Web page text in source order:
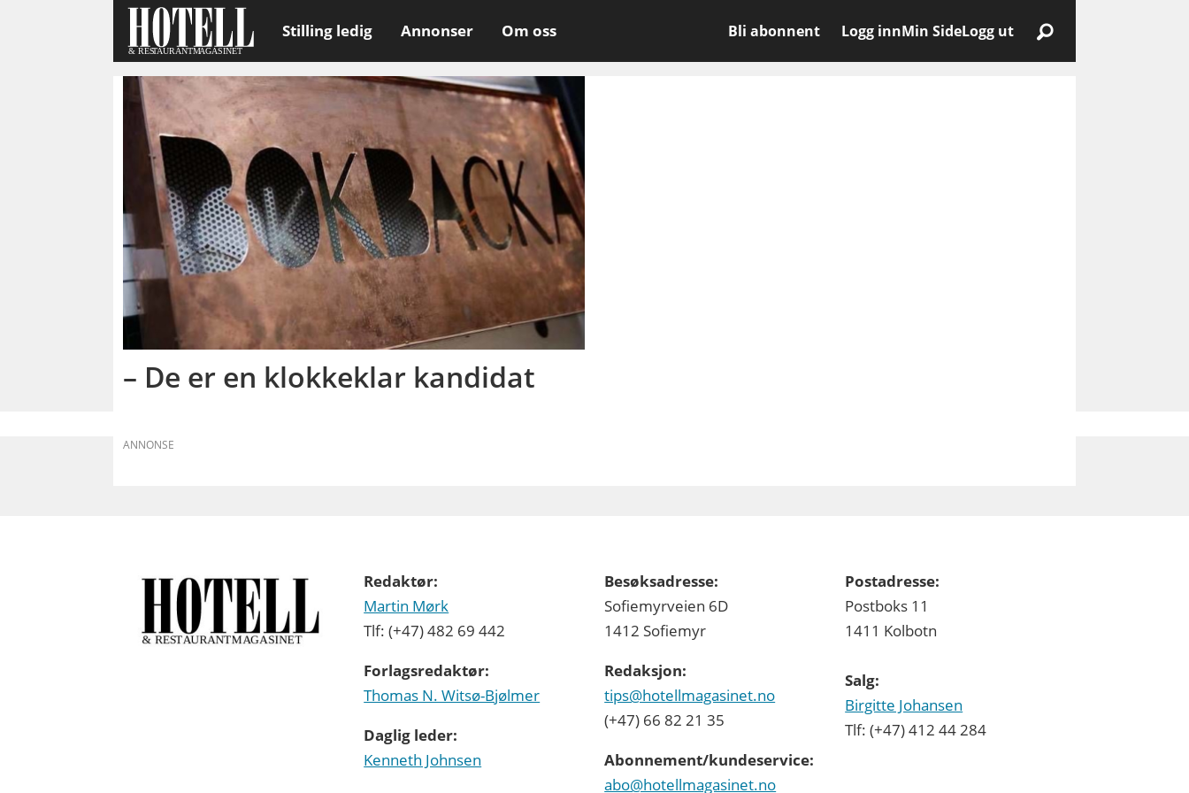
Stilling ledig Annonser Om oss Bli abonnent Logg innMin SideLogg ut
bokbacka
– De er en klokkeklar kandidat
ANNONSE
Redaktør:
Martin Mørk
Tlf: (+47) 482 69 442
Forlagsredaktør:
Thomas N. Witsø-Bjølmer
Daglig leder:
Kenneth Johnsen
Besøksadresse:
Sofiemyrveien 6D
1412 Sofiemyr
Redaksjon:
tips@hotellmagasinet.no
(+47) 66 82 21 35
Abonnement/kundeservice:
abo@hotellmagasinet.no
Postadresse:
Postboks 11
1411 Kolbotn
Salg:
Birgitte Johansen
Tlf: (+47) 412 44 284